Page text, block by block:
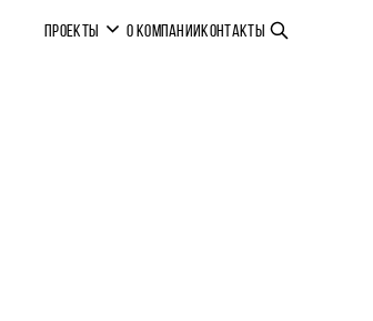
ПРОЕКТЫ О КОМПАНИИКОНТАКТЫ